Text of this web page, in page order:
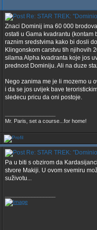
Re: STAR TREK:
Znaci Dominij ima 60 000
ostati u Gama kvadrantu
raznim sredstvima kako bi dosli
Klingonskom carstvu tih njihovih
silama Alpha kvadranta koje jos
prednost Dominiju. Ali na duze
Nego zanima me je li mozemo u
i da se jos uvijek bave
sledecu pricu da oni postoje.
Mr. Paris, set a course...for home!
Re: STAR TREK:
Pa u biti s obzirom da
stvore Makiji. U ovom svemiru
suživotu...